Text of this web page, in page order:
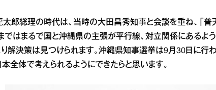
郎総理の時代は、当時の大田昌秀知事と会談を重ね、「普
ではまるで国と沖縄県の主張が平行線、対立関係にあるよ
解決策は見つけられます。沖縄県知事選挙は9月30日に行
全体で考えられるようにできたらと思います。